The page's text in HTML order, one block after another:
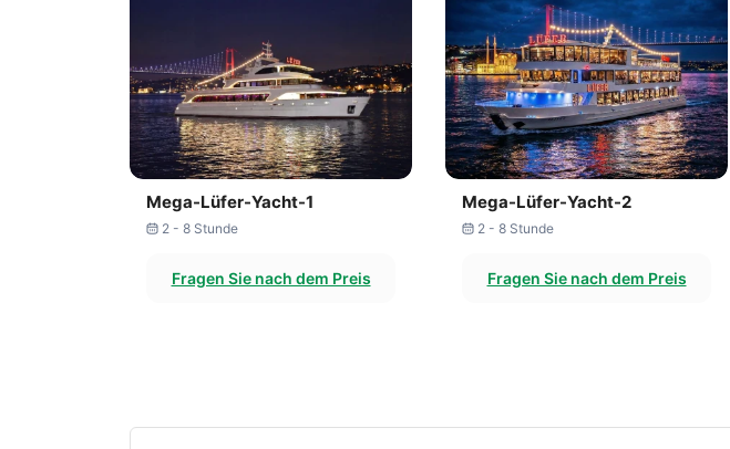
Mega-Lüfer-Yacht-1
2 - 8 Stunde
Fragen Sie nach dem Preis
Mega-Lüfer-Yacht-2
2 - 8 Stunde
Fragen Sie nach dem Preis